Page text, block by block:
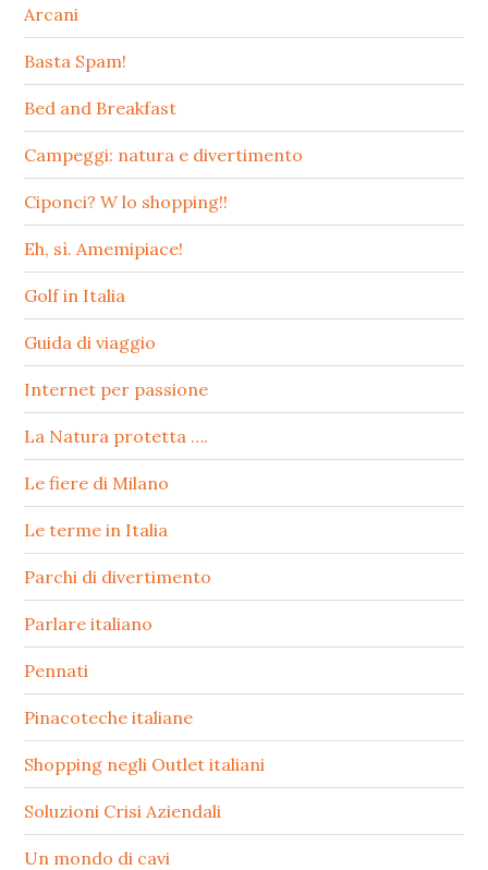
Arcani
Basta Spam!
Bed and Breakfast
Campeggi: natura e divertimento
Ciponci? W lo shopping!!
Eh, sì. Amemipiace!
Golf in Italia
Guida di viaggio
Internet per passione
La Natura protetta ….
Le fiere di Milano
Le terme in Italia
Parchi di divertimento
Parlare italiano
Pennati
Pinacoteche italiane
Shopping negli Outlet italiani
Soluzioni Crisi Aziendali
Un mondo di cavi